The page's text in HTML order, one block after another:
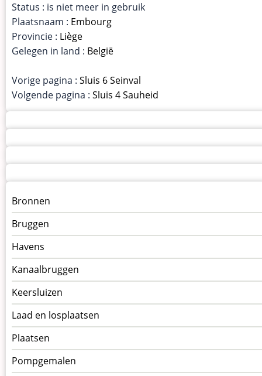
Status : is niet meer in gebruik
Plaatsnaam : Embourg
Provincie : Liège
Gelegen in land : België
Vorige pagina : Sluis 6 Seinval
Volgende pagina : Sluis 4 Sauheid
Menu
kunstwerken
op
kunstwerkpagina
Bronnen
Bruggen
Havens
Kanaalbruggen
Keersluizen
Laad en losplaatsen
Plaatsen
Pompgemalen